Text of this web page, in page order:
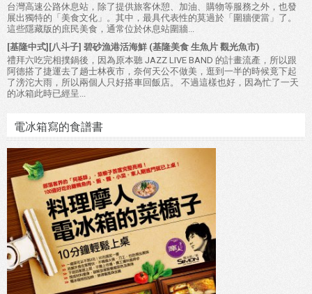
台灣高速公路休息站，除了提供旅客休憩、加油、購物等服務之外，也發
展出獨特的「美食文化」。其中，最具代表性的莫過於「圍牆便當」了。
這些隱藏版的庶民美食，通常位於休息站圍牆...
[基隆中式][八斗子] 碧砂漁港活海鮮 (基隆美食 生魚片 觀光魚市)
禮拜六吃完相撲鍋後，因為原本聽 JAZZ LIVE BAND 的計畫流產，所以跟
阿德搭了捷運去了趟士林夜市，奈何天公不做美，逛到一半的時候竟下起
了滂沱大雨，所以兩個人只好搭車回飯店。 不過這樣也好，因為忙了一天
的冰箱此時已經呈...
電冰箱寫的食譜書